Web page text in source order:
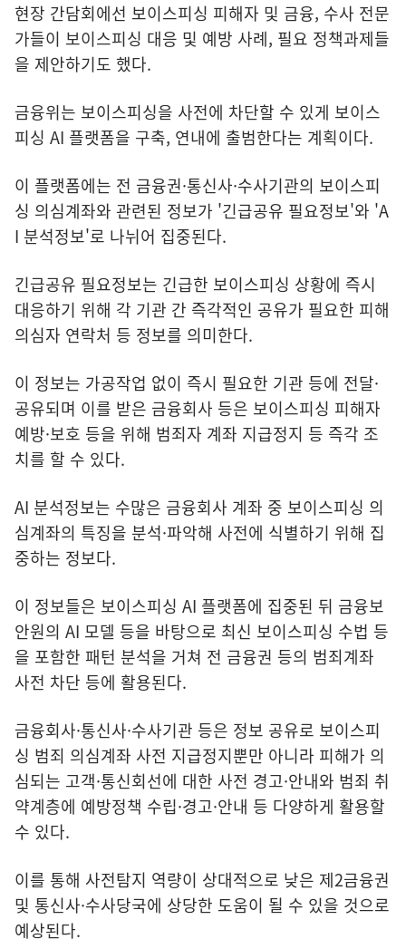
현장 간담회에선 보이스피싱 피해자 및 금융, 수사 전문
가들이 보이스피싱 대응 및 예방 사례, 필요 정책과제들
을 제안하기도 했다.
금융위는 보이스피싱을 사전에 차단할 수 있게 보이스
피싱 AI 플랫폼을 구축, 연내에 출범한다는 계획이다.
이 플랫폼에는 전 금융권·통신사·수사기관의 보이스피
싱 의심계좌와 관련된 정보가 '긴급공유 필요정보'와 'A
I 분석정보'로 나뉘어 집중된다.
긴급공유 필요정보는 긴급한 보이스피싱 상황에 즉시
대응하기 위해 각 기관 간 즉각적인 공유가 필요한 피해
의심자 연락처 등 정보를 의미한다.
이 정보는 가공작업 없이 즉시 필요한 기관 등에 전달·
공유되며 이를 받은 금융회사 등은 보이스피싱 피해자
예방·보호 등을 위해 범죄자 계좌 지급정지 등 즉각 조
치를 할 수 있다.
AI 분석정보는 수많은 금융회사 계좌 중 보이스피싱 의
심계좌의 특징을 분석·파악해 사전에 식별하기 위해 집
중하는 정보다.
이 정보들은 보이스피싱 AI 플랫폼에 집중된 뒤 금융보
안원의 AI 모델 등을 바탕으로 최신 보이스피싱 수법 등
을 포함한 패턴 분석을 거쳐 전 금융권 등의 범죄계좌
사전 차단 등에 활용된다.
금융회사·통신사·수사기관 등은 정보 공유로 보이스피
싱 범죄 의심계좌 사전 지급정지뿐만 아니라 피해가 의
심되는 고객·통신회선에 대한 사전 경고·안내와 범죄 취
약계층에 예방정책 수립·경고·안내 등 다양하게 활용할
수 있다.
이를 통해 사전탐지 역량이 상대적으로 낮은 제2금융권
및 통신사·수사당국에 상당한 도움이 될 수 있을 것으로
예상된다.